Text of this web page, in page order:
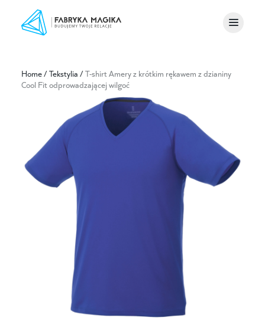
Home/Tekstylia /T-shirt Amery z krótkim rękawem z dzianiny
Cool Fit odprowadzającej wilgoć